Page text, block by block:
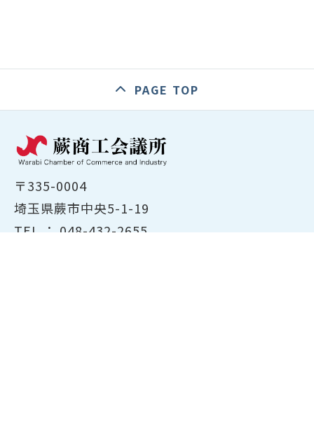
PAGE TOP
〒335-0004
埼玉県蕨市中央5-1-19
TEL ： 048-432-2655